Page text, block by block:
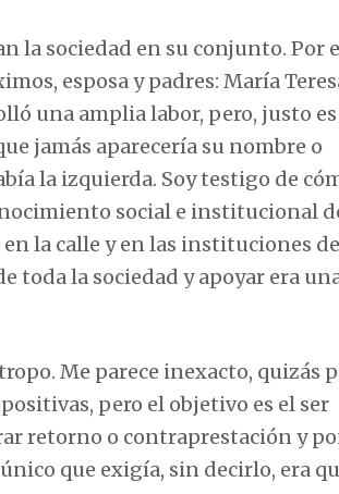
la sociedad en su conjunto. Por
esposa y padres: María
una amplia labor, pero, justo es
jamás aparecería su nombre o
la izquierda. Soy testigo de
social e institucional
la calle y en las instituciones
toda la sociedad y apoyar era
Me parece inexacto, quizás
pero el objetivo es el ser
retorno o contraprestación y
que exigía, sin decirlo, era